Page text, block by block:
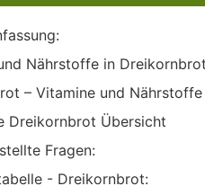
Nährstoffe in
– Vitamine und Nährstoffe
Dreikornbrot Übersicht
Fragen:
- Dreikornbrot: